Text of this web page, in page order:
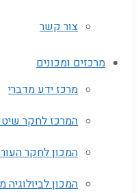
צור קשר
מרכזים ומכונים
מרכז ידע מדברי
המרכז לחקר
המכון לחקר
המכון לביולוגיה